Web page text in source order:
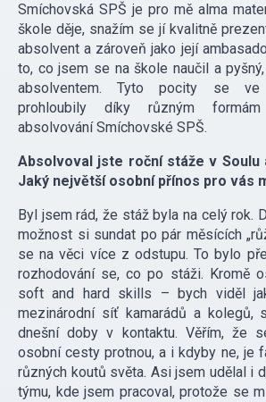
Smíchovská SPŠ je pro mě alma
škole děje, snažím se jí kvalitně
absolvent a zároveň jako její
to, co jsem se na škole naučil a
absolventem. Tyto pocity se ve
prohloubily díky různým
absolvování Smíchovské SPŠ.
Absolvoval jste roční stáže v Soulu
Jaký největší osobní přínos pro vás
Byl jsem rád, že stáž byla na celý rok.
možnost si sundat po pár měsících
se na věci více z odstupu. To bylo
rozhodování se, co po stáži. Kromě
soft and hard skills – bych viděl
mezinárodní síť kamarádů a kolegů,
dnešní doby v kontaktu. Věřím, že
osobní cesty protnou, a i kdyby ne, je
různých koutů světa. Asi jsem udělal i
týmu, kde jsem pracoval, protože se